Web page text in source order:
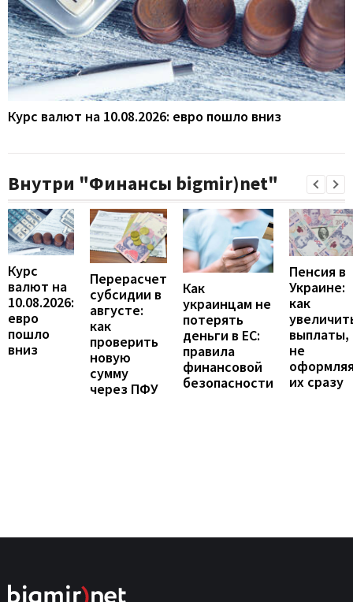
Курс валют на 10.08.2026: евро пошло вниз
Внутри "Финансы bigmir)net"
Курс
валют на
10.08.2026:
евро
пошло
вниз
Перерасчет
субсидии в
августе:
как
проверить
новую
сумму
через ПФУ
Как
украинцам не
потерять
деньги в ЕС:
правила
финансовой
безопасности
Пенсия в
Украине:
как
выплаты,
не
их сразу